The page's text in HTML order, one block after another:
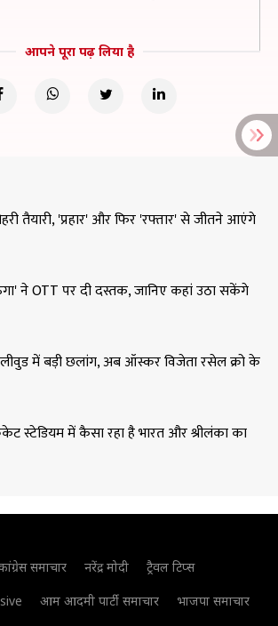
आपने पूरा पढ़ लिया है
तैयारी, 'प्रहार' और फिर 'रफ्तार' से जीतने आएंगे
ने OTT पर दी दस्तक, जानिए कहां उठा सकेंगे
में बड़ी छलांग, अब ऑस्कर विजेता रसेल क्रो के
स्टेडियम में कैसा रहा है भारत और श्रीलंका का
समाचार नरेंद्र मोदी
ट्रैवल टिप्स
आम आदमी पार्टी समाचार भाजपा समाचार